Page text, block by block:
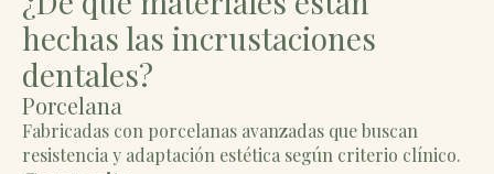
hechas las incrustaciones
dentales?
Porcelana
Fabricadas con porcelanas avanzadas que buscan
resistencia y adaptación estética según criterio clínico.